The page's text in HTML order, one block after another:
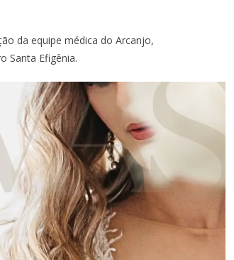
da equipe médica do Arcanjo,
Santa Efigênia.